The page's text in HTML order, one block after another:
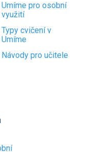
Umíme pro osobní
využití
Typy cvičení v
Umíme
Návody pro učitele